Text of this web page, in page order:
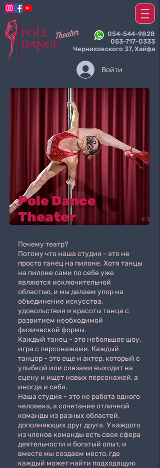
054-544-9828
053-717-0333
Черниховского 37, Хайфа
Войти
Pole Dance
Theater
Почему театр?
Потому что наша студия - это не
просто танец на пилоне. Хотя танцы
на пилоне сами по себе уже
являются исключительной
областью, и мы делаем упор на
объединение искусства,
удовольствия и красоты танца с
развитием необходимой
физической формы.
Каждый танец - это небольшое шоу,
игра с персонажами. Каждый
танцор - это еще и актер, который с
улыбкой или слезами выходит на
сцену и ищет новых персонажей, а
иногда и себя.
Наша студия - это не работа одного
человека, а сочетание отличной
команды из разных областей,
дополняющих друг друга. У каждого
из членов команды есть своя сфера
деятельности и богатый опыт, и
вместе мы создаем место, где
каждый может найти подходящую